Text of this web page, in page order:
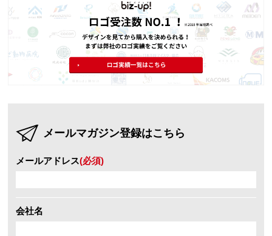
メールマガジン登録はこちら
メールアドレス(必須)
会社名